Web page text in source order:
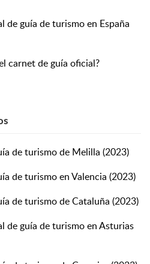
guía de turismo en España
carnet de guía oficial?
de turismo de Melilla (2023)
de turismo en Valencia (2023)
de turismo de Cataluña (2023)
de guía de turismo en Asturias